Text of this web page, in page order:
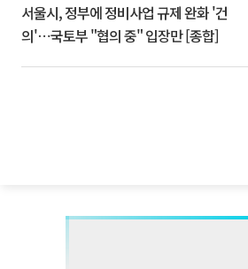
서울시, 정부에 정비사업 규제 완화 '건
의'⋯국토부 "협의 중" 입장만 [종합]